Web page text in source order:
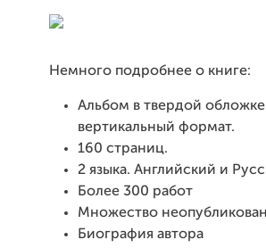
Немного подробнее о книге:
Альбом в твердой
вертикальный формат.
160 страниц.
2 языка. Английский и
Более 300 работ
Множество
Биография автора